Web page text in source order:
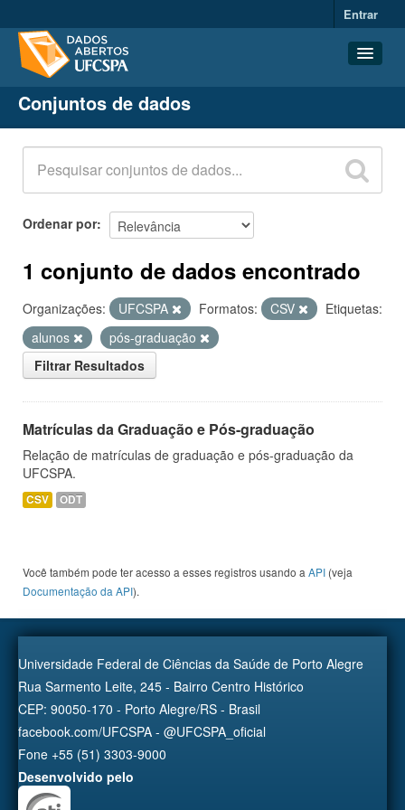
Entrar
Conjuntos de dados
Organizações
Grupos
Sobre
Conjuntos de dados
Ordenar por
1 conjunto de dados encontrado
Organizações: UFCSPA Formatos: CSV
Etiquetas:
alunos
pós-graduação
Filtrar Resultados
Matrículas da Graduação e Pós-graduação
Relação de matrículas de graduação e pós-graduação da
UFCSPA.
CSV ODT
Você também pode ter acesso a esses registros usando a API (veja
Documentação da API).
Universidade Federal de Ciências da Saúde de Porto Alegre
Rua Sarmento Leite, 245 - Bairro Centro Histórico
CEP: 90050-170 - Porto Alegre/RS - Brasil
facebook.com/UFCSPA - @UFCSPA_oficial
Fone +55 (51) 3303-9000
Desenvolvido pelo